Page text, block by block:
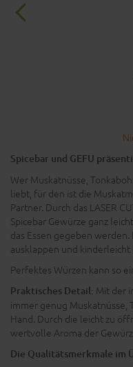
Spicebar und GEFU
Wer Muskatnüsse,
liebt, für den ist die
Partner. Durch das LASER
Spicebar Gewürze ganz
das Essen gegeben
ausklappen und
Perfektes Würzen kann so
Praktisches Detail: Mit der
immer genug Muskatnüsse,
Hand. Durch die leicht zu
wertvolle Aroma der
Die Qualitätsmerkmale im